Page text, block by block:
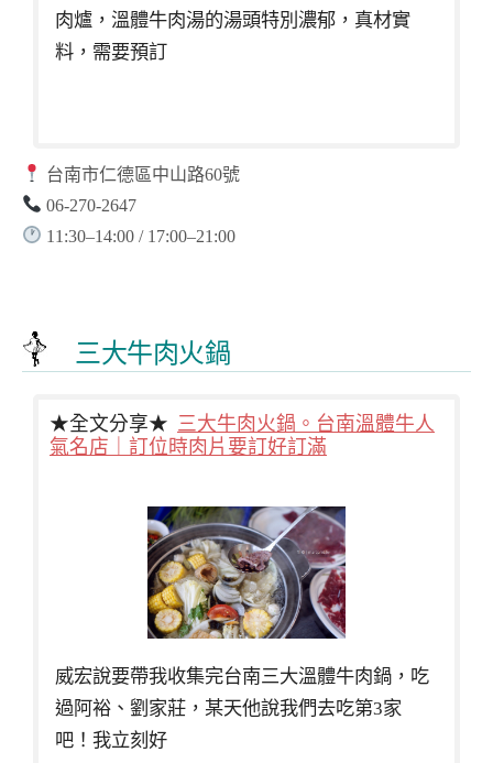
肉爐，溫體牛肉湯的湯頭特別濃郁，真材實
料，需要預訂
台南市仁德區中山路60號
06-270-2647
11:30–14:00 / 17:00–21:00
三大牛肉火鍋
★全文分享★ 三大牛肉火鍋。台南溫體牛人
氣名店｜訂位時肉片要訂好訂滿
威宏說要帶我收集完台南三大溫體牛肉鍋，吃
過阿裕、劉家莊，某天他說我們去吃第3家
吧！我立刻好